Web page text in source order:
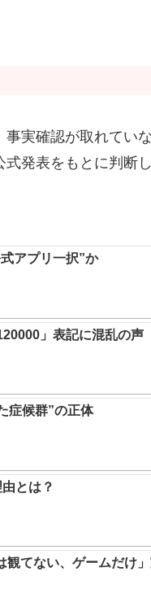
実確認が取れてい
発表をもとに判断
アプリ一択”か
」表記に混乱の声
症候群”の正体
とは？
てない、ゲームだけ